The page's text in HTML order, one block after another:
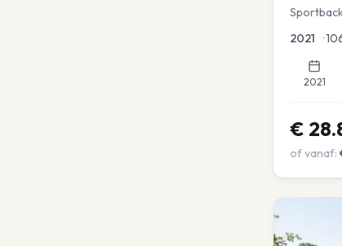
2021 •
2021
€
of vanaf: